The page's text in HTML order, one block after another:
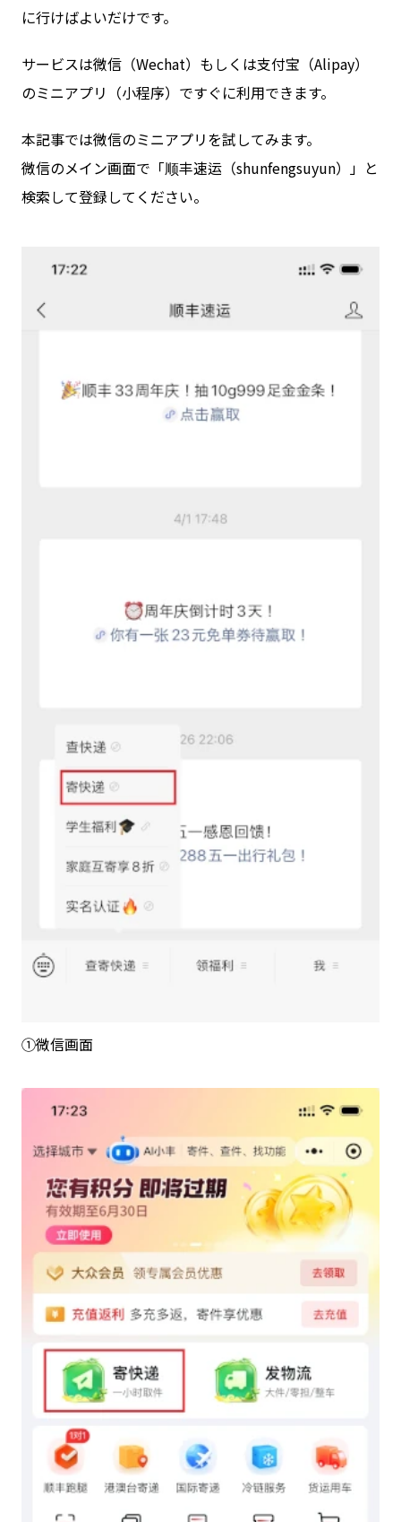
に行けばよいだけです。
サービスは微信（Wechat）もしくは支付宝（Alipay）
のミニアプリ（小程序）ですぐに利用できます。
本記事では微信のミニアプリを試してみます。
微信のメイン画面で「顺丰速运（shunfengsuyun）」と
検索して登録してください。
①微信画面